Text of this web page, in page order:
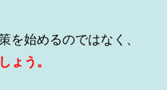
を始めるのではなく、
ょう。